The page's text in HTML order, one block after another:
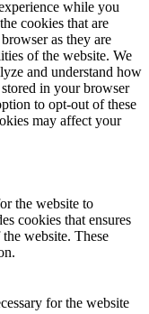
while you
cookies that are
as they are
of the website. We
and understand how
in your browser
to opt-out of these
may affect your
the website to
cookies that ensures
website. These
for the website